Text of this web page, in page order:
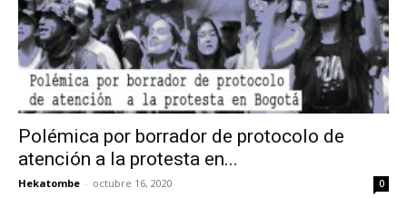
Polémica por borrador de protocolo de
atención a la protesta en...
Hekatombe - octubre 16, 2020 0